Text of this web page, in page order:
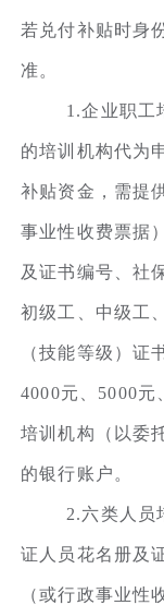
若兑付补贴时身
准。
1.企业职工
的培训机构代为
补贴资金，需提
事业性收费票据
及证书编号、社
初级工、中级工
（技能等级）证
4000元、5000
培训机构（以委
的银行账户。
2.六类人员
证人员花名册及
（或行政事业性